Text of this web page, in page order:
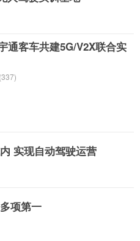
通客车共建5G/V2X联合实
实现自动驾驶运营
项第一